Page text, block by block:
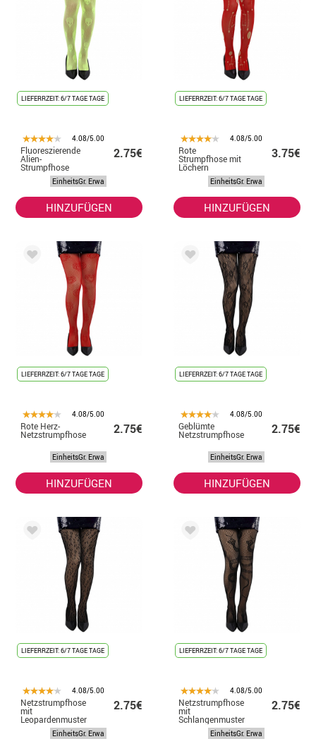
LIEFERRZEIT: 6/7 TAGE TAGE
4.08/5.00
Fluoreszierende
Alien-
Strumpfhose
2.75€
EinheitsGr. Erwa
HINZUFÜGEN
LIEFERRZEIT: 6/7 TAGE TAGE
4.08/5.00
Rote
Strumpfhose mit
Löchern
3.75€
EinheitsGr. Erwa
HINZUFÜGEN
LIEFERRZEIT: 6/7 TAGE TAGE
4.08/5.00
Rote Herz-
Netzstrumpfhose 2.75€
EinheitsGr. Erwa
HINZUFÜGEN
LIEFERRZEIT: 6/7 TAGE TAGE
4.08/5.00
Geblümte
Netzstrumpfhose 2.75€
EinheitsGr. Erwa
HINZUFÜGEN
LIEFERRZEIT: 6/7 TAGE TAGE
4.08/5.00
Netzstrumpfhose
mit
Leopardenmuster
2.75€
EinheitsGr. Erwa
LIEFERRZEIT: 6/7 TAGE TAGE
4.08/5.00
Netzstrumpfhose
mit
Schlangenmuster
2.75€
EinheitsGr. Erwa